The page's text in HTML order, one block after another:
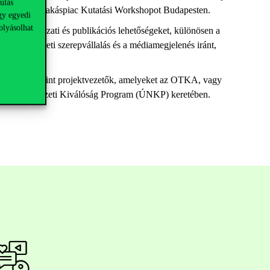
egyediV4 Lakáspiac Kutatási Workshopot Budapesten.
közös pályázati és publikációs lehetőségeket, különösen a
közéleti szerepvállalás és a médiamegjelenés iránt,
, mint projektvezetők, amelyeket az OTKA, vagy
Új Nemzeti Kiválóság Program (ÚNKP) keretében.